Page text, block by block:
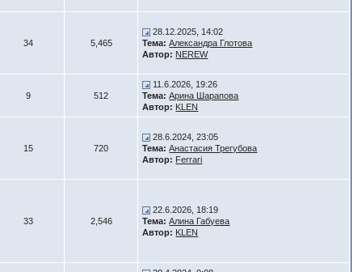
34 5,465
28.12.2025, 14:02
Тема: Александра Глотова
Автор: NEREW
9 512
11.6.2026, 19:26
Тема: Арина Шарапова
Автор: KLEN
15 720
28.6.2024, 23:05
Тема: Анастасия Трегубова
Автор: Ferrari
33 2,546
22.6.2026, 18:19
Тема: Алина Габуева
Автор: KLEN